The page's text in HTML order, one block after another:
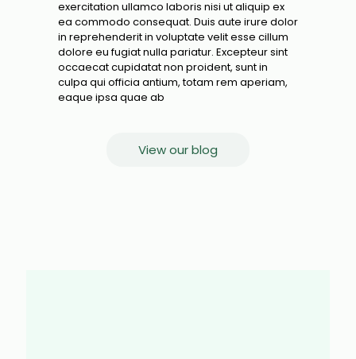
exercitation ullamco laboris nisi ut aliquip ex
ea commodo consequat. Duis aute irure dolor
in reprehenderit in voluptate velit esse cillum
dolore eu fugiat nulla pariatur. Excepteur sint
occaecat cupidatat non proident, sunt in
culpa qui officia antium, totam rem aperiam,
eaque ipsa quae ab
View our blog